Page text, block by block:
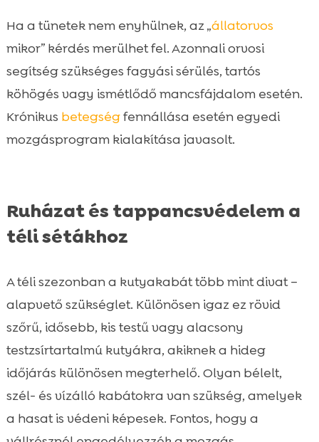
Ha a tünetek nem enyhülnek, az „állatorvos
mikor” kérdés merülhet fel. Azonnali orvosi
segítség szükséges fagyási sérülés, tartós
köhögés vagy ismétlődő mancsfájdalom esetén.
Krónikus betegségfennállása esetén egyedi
mozgásprogram kialakítása javasolt.
Ruházat és tappancsvédelem a
téli sétákhoz
A téli szezonban a kutyakabát több mint divat –
alapvető szükséglet. Különösen igaz ez rövid
szőrű, idősebb, kis testű vagy alacsony
testzsírtartalmú kutyákra, akiknek a hideg
időjárás különösen megterhelő. Olyan bélelt,
szél- és vízálló kabátokra van szükség, amelyek
a hasat is védeni képesek. Fontos, hogy a